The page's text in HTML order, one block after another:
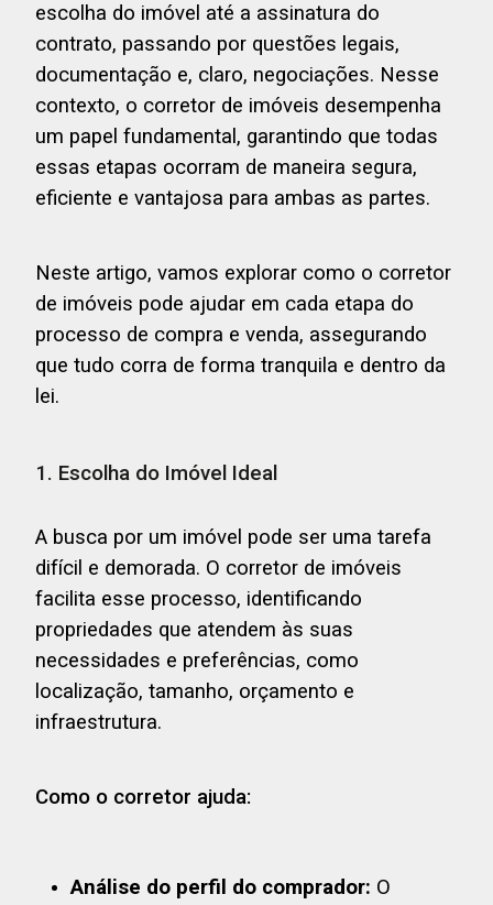
escolha do imóvel até a assinatura do
contrato, passando por questões legais,
documentação e, claro, negociações. Nesse
contexto, o corretor de imóveis desempenha
um papel fundamental, garantindo que todas
essas etapas ocorram de maneira segura,
eficiente e vantajosa para ambas as partes.
Neste artigo, vamos explorar como o corretor
de imóveis pode ajudar em cada etapa do
processo de compra e venda, assegurando
que tudo corra de forma tranquila e dentro da
lei.
1. Escolha do Imóvel Ideal
A busca por um imóvel pode ser uma tarefa
difícil e demorada. O corretor de imóveis
facilita esse processo, identificando
propriedades que atendem às suas
necessidades e preferências, como
localização, tamanho, orçamento e
infraestrutura.
Como o corretor ajuda:
Análise do perfil do comprador: O